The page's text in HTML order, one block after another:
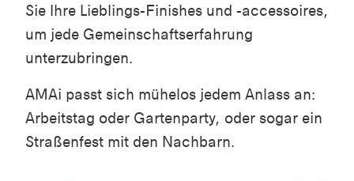
Sie Ihre Lieblings-Finishes und -accessoires,
um jede Gemeinschaftserfahrung
unterzubringen.
AMAi passt sich mühelos jedem Anlass an:
Arbeitstag oder Gartenparty, oder sogar ein
Straßenfest mit den Nachbarn.